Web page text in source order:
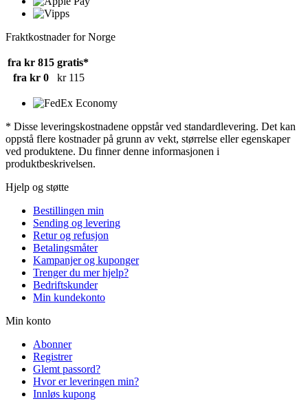
Fraktkostnader for Norge
fra kr 815 gratis*
fra kr 0
kr 115
* Disse leveringskostnadene oppstår ved standardlevering. Det kan
oppstå flere kostnader på grunn av vekt, størrelse eller egenskaper
ved produktene. Du finner denne informasjonen i
produktbeskrivelsen.
Hjelp og støtte
Bestillingen min
Sending og levering
Retur og refusjon
Betalingsmåter
Kampanjer og kuponger
Trenger du mer hjelp?
Bedriftskunder
Min kundekonto
Min konto
Abonner
Registrer
Glemt passord?
Hvor er leveringen min?
Innløs kupong